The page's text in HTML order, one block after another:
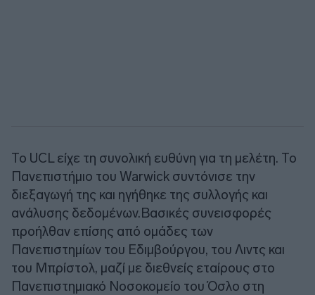
Το UCL είχε τη συνολική ευθύνη για τη μελέτη. Το
Πανεπιστήμιο του Warwick συντόνισε την
διεξαγωγή της και ηγήθηκε της συλλογής και
ανάλυσης δεδομένων.Βασικές συνεισφορές
προήλθαν επίσης από ομάδες των
Πανεπιστημίων του Εδιμβούργου, του Λιντς και
του Μπρίστολ, μαζί με διεθνείς εταίρους στο
Πανεπιστημιακό Νοσοκομείο του Όσλο στη